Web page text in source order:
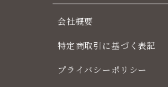
会社概要
特定商取引に基づく表記
プライバシーポリシー